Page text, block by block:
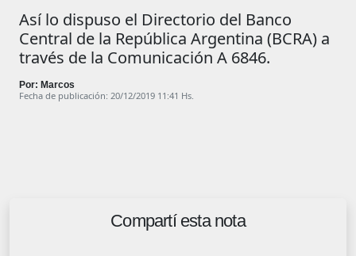
Así lo dispuso el Directorio del Banco
Central de la República Argentina (BCRA) a
través de la Comunicación A 6846.
Por: Marcos
Fecha de publicación: 20/12/2019 11:41 Hs.
Compartí esta nota